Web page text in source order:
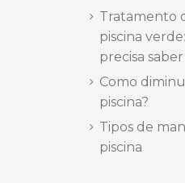
Tratamento
piscina
precisa
Como
piscina?
Tipos de
piscina